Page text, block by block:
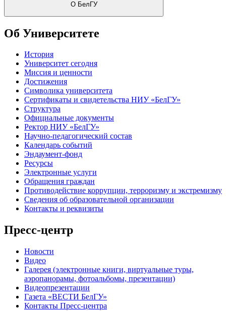
О БелГУ
Об Университете
История
Университет сегодня
Миссия и ценности
Достижения
Символика университета
Сертификаты и свидетельства НИУ «БелГУ»
Структура
Официальные документы
Ректор НИУ «БелГУ»
Научно-педагогический состав
Календарь событий
Эндаумент-фонд
Ресурсы
Электронные услуги
Обращения граждан
Противодействие коррупции, терроризму и экстремизму
Сведения об образовательной организации
Контакты и реквизиты
Пресс-центр
Новости
Видео
Галерея (электронные книги, виртуальные туры,
аэропанорамы, фотоальбомы, презентации)
Видеопрезентации
Газета «ВЕСТИ БелГУ»
Контакты Пресс-центра